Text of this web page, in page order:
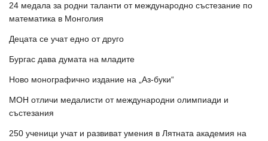
24 медала за родни таланти от международно състезание по
математика в Монголия
Децата се учат едно от друго
Бургас дава думата на младите
Ново монографично издание на „Аз-буки“
МОН отличи медалисти от международни олимпиади и
състезания
250 ученици учат и развиват умения в Лятната академия на